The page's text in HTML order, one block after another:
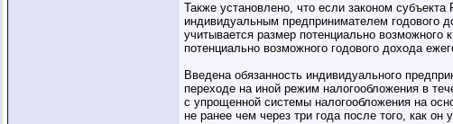
Также установлено, что если законом
индивидуальным предпринимателем годового
учитывается размер потенциально
потенциально возможного годового дохода
Введена обязанность индивидуального
переходе на иной режим налогообложения в
с упрощенной системы налогообложения на
не ранее чем через три года после того, как